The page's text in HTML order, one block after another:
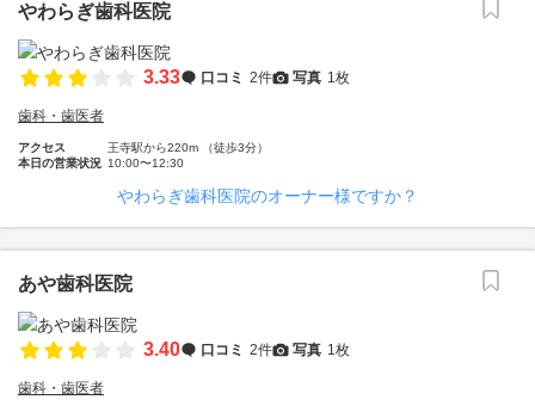
やわらぎ歯科医院
3.33 口コミ 2件 写真 1枚
歯科・歯医者
アクセス
王寺駅から220m （徒歩3分）
本日の営業状況 10:00〜12:30
やわらぎ歯科医院のオーナー様ですか？
あや歯科医院
3.40 口コミ 2件 写真 1枚
歯科・歯医者